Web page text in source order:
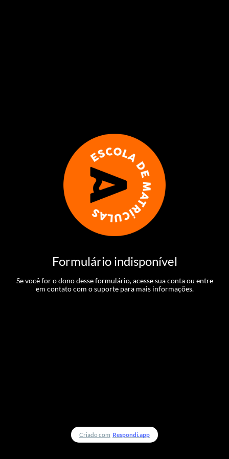
Formulário indisponível
Se você for o dono desse formulário, acesse sua conta ou entre
em contato com o suporte para mais informações.
Criado com Respondi.app